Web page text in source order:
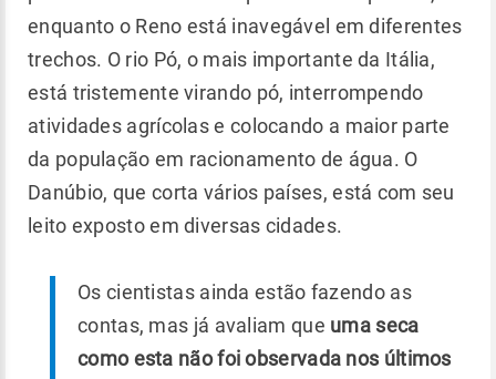
enquanto o Reno está inavegável em diferentes
trechos. O rio Pó, o mais importante da Itália,
está tristemente virando pó, interrompendo
atividades agrícolas e colocando a maior parte
da população em racionamento de água. O
Danúbio, que corta vários países, está com seu
leito exposto em diversas cidades.
Os cientistas ainda estão fazendo as
contas, mas já avaliam que uma seca
como esta não foi observada nos últimos